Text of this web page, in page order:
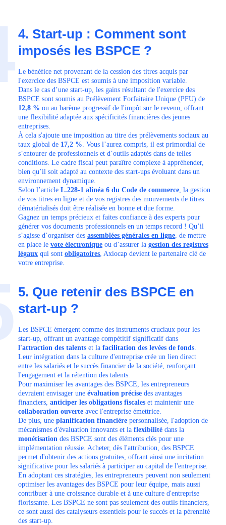
4. Start-up : Comment sont
imposés les BSPCE ?
Le bénéfice net provenant de la cession des titres acquis par
l'exercice des BSPCE est soumis à une imposition variable.
Dans le cas d’une start-up, les gains résultant de l'exercice des
BSPCE sont soumis au Prélèvement Forfaitaire Unique (PFU) de
12,8 % ou au barème progressif de l'impôt sur le revenu, offrant
une flexibilité adaptée aux spécificités financières des jeunes
entreprises.
À cela s'ajoute une imposition au titre des prélèvements sociaux au
taux global de 17,2 % . Vous l’aurez compris, il est primordial de
s’entourer de professionnels et d’outils adaptés dans de telles
conditions. Le cadre fiscal peut paraître complexe à appréhender,
bien qu’il soit adapté au contexte des start-ups évoluant dans un
environnement dynamique.
Selon l’article L.228-1 alinéa 6 du Code de commerce , la gestion
de vos titres en ligne et de vos registres des mouvements de titres
dématérialisés doit être réalisée en bonne et due forme.
Gagnez un temps précieux et faites confiance à des experts pour
générer vos documents professionnels en un temps record ! Qu’il
s’agisse d’organiser des assemblées générales en ligne , de mettre
en place le vote électronique ou d’assurer la gestion des registres
légaux qui sont obligatoires , Axiocap devient le partenaire clé de
votre entreprise.
5. Que retenir des BSPCE en
start-up ?
Les BSPCE émergent comme des instruments cruciaux pour les
start-up, offrant un avantage compétitif significatif dans
l'attraction des talents et la facilitation des levées de fonds
Leur intégration dans la culture d'entreprise crée un lien direct
entre les salariés et le succès financier de la société, renforçant
l'engagement et la rétention des talents.
Pour maximiser les avantages des BSPCE, les entrepreneurs
devraient envisager une évaluation précise des avantages
financiers, anticiper les obligations fiscales et maintenir une
collaboration ouverte avec l'entreprise émettrice.
De plus, une planification financière personnalisée, l'adoption de
mécanismes d'évaluation innovants et la flexibilité dans la
monétisation des BSPCE sont des éléments clés pour une
implémentation réussie. Acheter, dès l'attribution, des BSPCE
permet d'obtenir des actions gratuites, offrant ainsi une incitation
significative pour les salariés à participer au capital de l'entreprise.
En adoptant ces stratégies, les entrepreneurs peuvent non seulement
optimiser les avantages des BSPCE pour leur équipe, mais aussi
contribuer à une croissance durable et à une culture d'entreprise
florissante. Les BSPCE ne sont pas seulement des outils financiers,
ce sont aussi des catalyseurs essentiels pour le succès et la pérennité
des start-up.